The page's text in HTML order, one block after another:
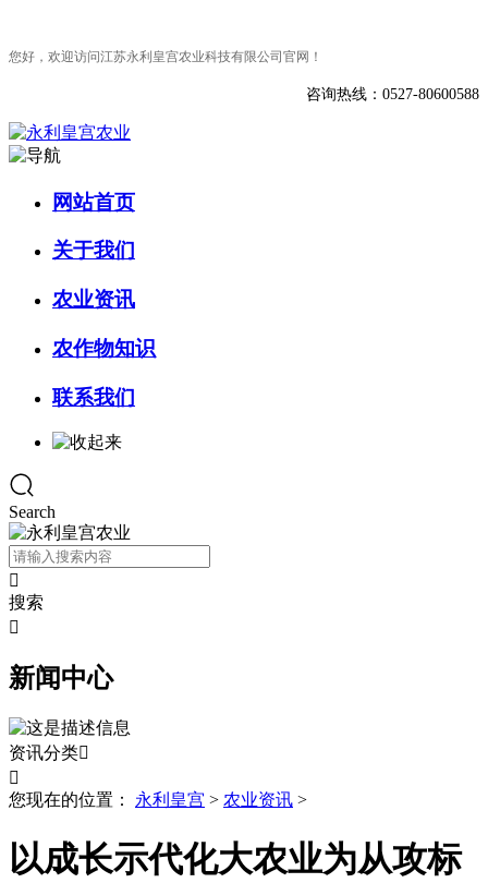
您好，欢迎访问江苏永利皇宫农业科技有限公司官网！
咨询热线：0527-80600588
网站首页
关于我们
农业资讯
农作物知识
联系我们
Search

搜索

新闻中心
资讯分类

您现在的位置：
永利皇宫 > 农业资讯 >
以成长示代化大农业为从攻标